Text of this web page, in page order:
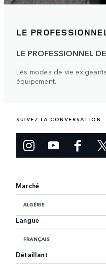
LE
LE PROFESSIONNEL
Les modes de vie
équipement.
SUIVEZ LA CONVERSATION
Marché
ALGÉRIE
Langue
FRANÇAIS
Détaillant